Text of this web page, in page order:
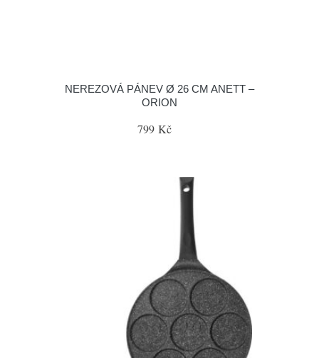
NEREZOVÁ PÁNEV Ø 26 CM ANETT –
ORION
799 Kč